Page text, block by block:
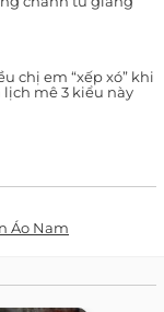
chị em “xếp xó” khi
lịch mê 3 kiểu này
Áo Nam